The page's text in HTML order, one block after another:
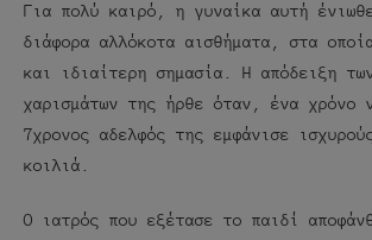
Για πολύ καιρό, η γυναίκα αυτή
διάφορα αλλόκοτα αισθήματα, στα
και ιδιαίτερη σημασία. Η απόδειξη
χαρισμάτων της ήρθε όταν, ένα χρόνο
7χρονος αδελφός της εμφάνισε
κοιλιά.
Ο ιατρός που εξέτασε το παιδί